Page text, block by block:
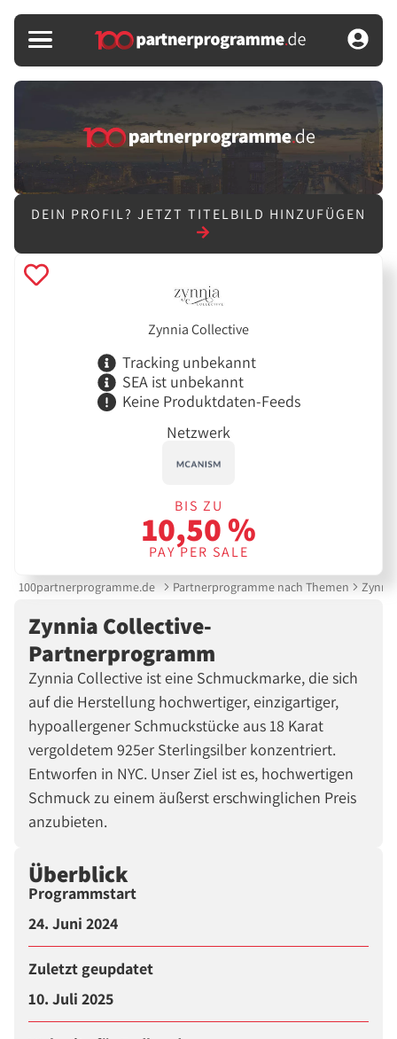
DEIN PROFIL? JETZT TITELBILD HINZUFÜGEN
Zynnia Collective
Tracking unbekannt
SEA ist unbekannt
Keine Produktdaten-Feeds
Netzwerk
BIS ZU
10,50 %
PAY PER SALE
100partnerprogramme.de Partnerprogramme nach Themen
Zynnia Collective-
Partnerprogramm
Zynnia Collective ist eine Schmuckmarke, die sich
auf die Herstellung hochwertiger, einzigartiger,
hypoallergener Schmuckstücke aus 18 Karat
vergoldetem 925er Sterlingsilber konzentriert.
Entworfen in NYC. Unser Ziel ist es, hochwertigen
Schmuck zu einem äußerst erschwinglichen Preis
anzubieten.
Überblick
Programmstart
24. Juni 2024
Zuletzt geupdatet
10. Juli 2025